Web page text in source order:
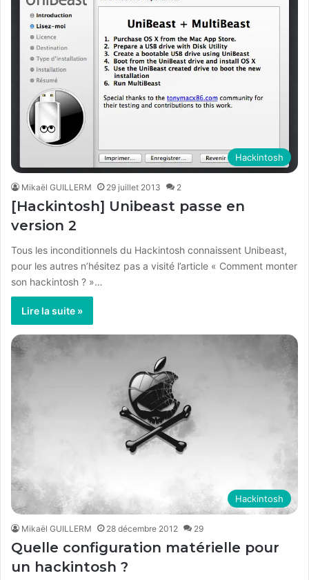
Hackintosh
Mikaël GUILLERM 29 juillet 2013 2
[Hackintosh] Unibeast passe en
version 2
Tous les inconditionnels du Hackintosh connaissent Unibeast,
pour les autres n’hésitez pas a visité l’article « Comment monter
son hackintosh ? »…
Lire la suite »
Hackintosh
Mikaël GUILLERM 28 décembre 2012 29
Quelle configuration matérielle pour
un hackintosh ?